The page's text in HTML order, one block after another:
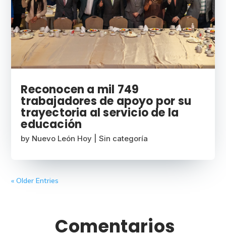
Reconocen a mil 749
trabajadores de apoyo por su
trayectoria al servicio de la
educación
by Nuevo León Hoy |Sin categoría
« Older Entries
Comentarios